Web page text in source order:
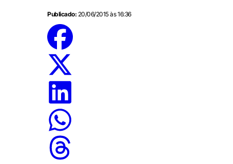
Publicado: 20/06/2015 às 16:36